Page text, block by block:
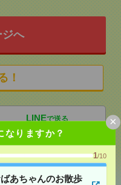
なりますか？
1/10
あちゃんのお散歩
×
ジへ
！
LINEで送る
ブックマーク